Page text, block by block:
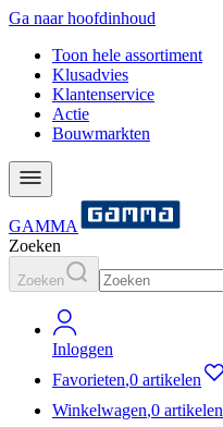
Ga naar hoofdinhoud
Toon hele assortiment
Klusadvies
Klantenservice
Actie
Bouwmarkten
GAMMA
Zoeken
Zoeken
Inloggen
Favorieten,0 artikelen
Winkelwagen,0 artikelen